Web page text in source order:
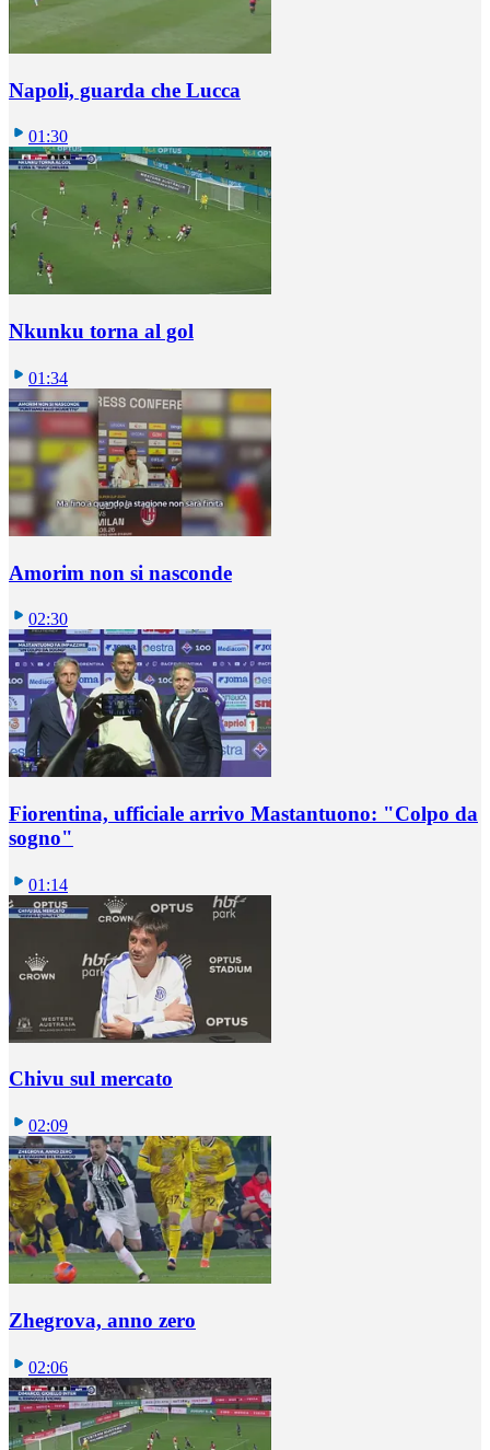
Napoli, guarda che Lucca
01:30
Nkunku torna al gol
01:34
Amorim non si nasconde
02:30
Fiorentina, ufficiale arrivo Mastantuono: "Colpo da
sogno"
01:14
Chivu sul mercato
02:09
Zhegrova, anno zero
02:06